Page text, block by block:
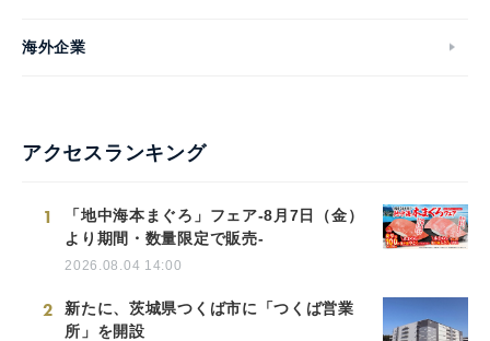
海外企業
アクセスランキング
1
「地中海本まぐろ」フェア-8月7日（金）
より期間・数量限定で販売-
2026.08.04 14:00
2
新たに、茨城県つくば市に「つくば営業
所」を開設